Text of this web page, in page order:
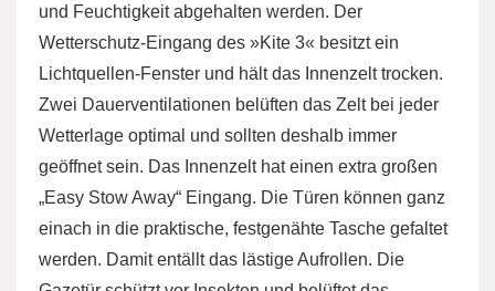
und Feuchtigkeit abgehalten werden. Der
Wetterschutz-Eingang des »Kite 3« besitzt ein
Lichtquellen-Fenster und hält das Innenzelt trocken.
Zwei Dauerventilationen belüften das Zelt bei jeder
Wetterlage optimal und sollten deshalb immer
geöffnet sein. Das Innenzelt hat einen extra großen
„Easy Stow Away“ Eingang. Die Türen können ganz
einach in die praktische, festgenähte Tasche gefaltet
werden. Damit entällt das lästige Aufrollen. Die